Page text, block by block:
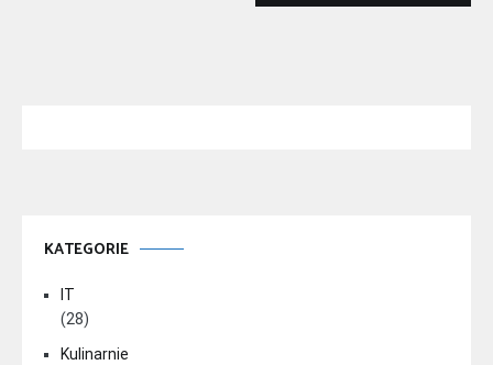
KATEGORIE
IT
(28)
Kulinarnie